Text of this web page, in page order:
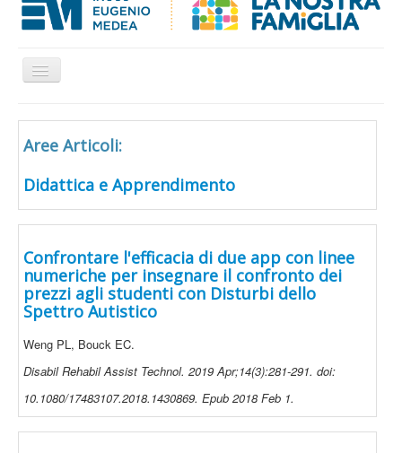
Cambia
navigazione
APP
Articoli
Contatti
Aree Articoli:
Didattica e Apprendimento
Confrontare l'efficacia di due app con linee
numeriche per insegnare il confronto dei
prezzi agli studenti con Disturbi dello
Spettro Autistico
Weng PL, Bouck EC.
Disabil Rehabil Assist Technol. 2019 Apr;14(3):281-291. doi:
10.1080/17483107.2018.1430869. Epub 2018 Feb 1.